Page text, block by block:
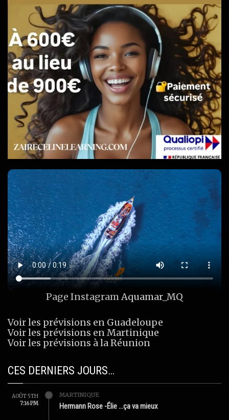
Page InstagramAquamar_MQ
Voir les prévisions en Guadeloupe
Voir les prévisions en Martinique
Voir les prévisions à la Réunion
CES DERNIERS JOURS…
AOÛT 5TH
7:16 PM
MARTINIQUE
Hermann Rose -Élie …ça va mieux